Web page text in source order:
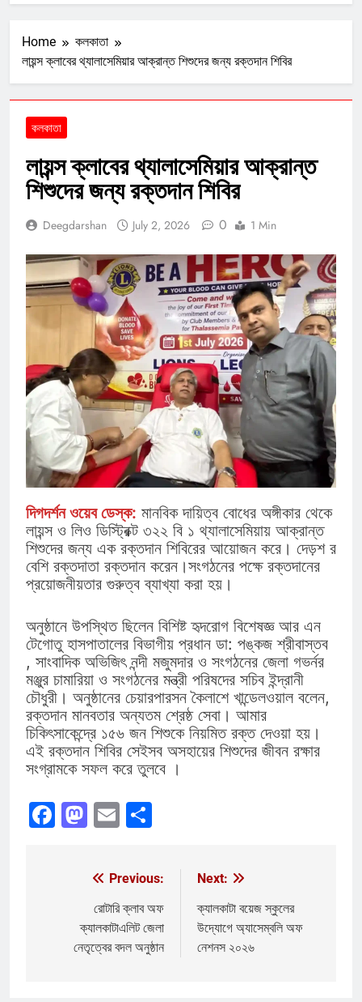
Home
কলকাতা
লায়ন্স ক্লাবের থ্যালাসেমিয়ার আক্রান্ত শিশুদের জন্য রক্তদান শিবির
কলকাতা
লায়ন্স ক্লাবের থ্যালাসেমিয়ার আক্রান্ত
শিশুদের জন্য রক্তদান শিবির
Deegdarshan July 2, 2026 0 1 Min
দিগদর্শন ওয়েব ডেস্ক: মানবিক দায়িত্ব বোধের অঙ্গীকার থেকে
লায়ন্স ও লিও ডিস্ট্রিক্ট ৩২২ বি ১ থ্যালাসেমিয়ায় আক্রান্ত
শিশুদের জন্য এক রক্তদান শিবিরের আয়োজন করে। দেড়শ র
বেশি রক্তদাতা রক্তদান করেন।সংগঠনের পক্ষে রক্তদানের
প্রয়োজনীয়তার গুরুত্ব ব্যাখ্যা করা হয়।
অনুষ্ঠানে উপস্থিত ছিলেন বিশিষ্ট হৃদরোগ বিশেষজ্ঞ আর এন
টেগোতু হাসপাতালের বিভাগীয় প্রধান ডা: পঙ্কজ শ্রীবাস্তব
, সাংবাদিক অভিজিৎ নন্দী মজুমদার ও সংগঠনের জেলা গভর্নর
মঞ্জুর চামারিয়া ও সংগঠনের মন্ত্রী পরিষদের সচিব ইন্দ্রানী
চৌধুরী। অনুষ্ঠানের চেয়ারপারসন কৈলাশে খান্ডেলওয়াল বলেন,
রক্তদান মানবতার অন্যতম শ্রেষ্ঠ সেবা। আমার
চিকিৎসাকেন্দ্রে ১৫৬ জন শিশুকে নিয়মিত রক্ত দেওয়া হয়।
এই রক্তদান শিবির সেইসব অসহায়ের শিশুদের জীবন রক্ষার
সংগ্রামকে সফল করে তুলবে ।
Facebook
Mastodon
Email
navigation
Previous:
রোটারি ক্লাব অফ
ক্যালকাটাএলিট জেলা
নেতৃত্বের বদল অনুষ্ঠান
Next:
ক্যালকাটা বয়েজ স্কুলের
উদ্যোগে অ্যাসেম্বলি অফ
নেশনস ২০২৬